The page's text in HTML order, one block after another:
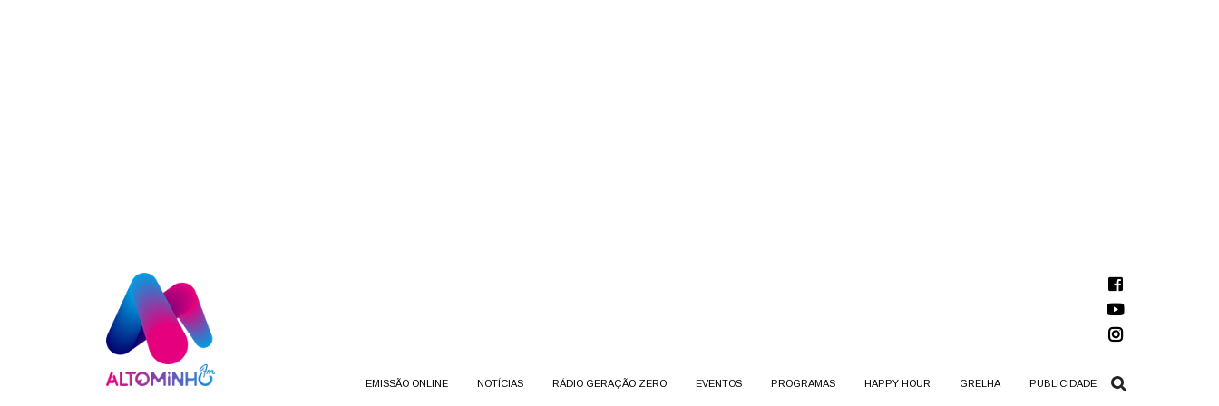
EMISSÃO ONLINE NOTÍCIAS RÁDIO GERAÇÃO ZERO EVENTOS PROGRAMAS HAPPY HOUR GRELHA PUBLICIDADE